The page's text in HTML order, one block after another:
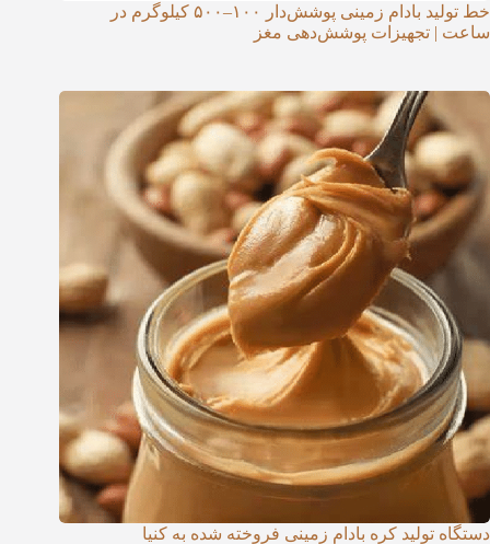
خط تولید بادام زمینی پوشش‌دار ۱۰۰–۵۰۰ کیلوگرم در
ساعت | تجهیزات پوشش‌دهی مغز
دستگاه تولید کره بادام زمینی فروخته شده به کنیا